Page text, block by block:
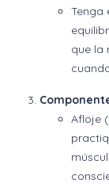
Tenga
que la
Afloje